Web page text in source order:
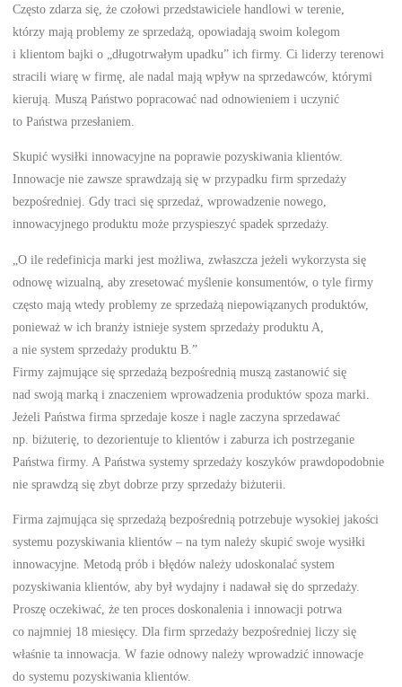
Często zdarza się, że czołowi przedstawiciele handlowi w terenie,
którzy mają problemy ze sprzedażą, opowiadają swoim kolegom
i klientom bajki o „długotrwałym upadku” ich firmy. Ci liderzy terenowi
stracili wiarę w firmę, ale nadal mają wpływ na sprzedawców, którymi
kierują. Muszą Państwo popracować nad odnowieniem i uczynić
to Państwa przesłaniem.
Skupić wysiłki innowacyjne na poprawie pozyskiwania klientów.
Innowacje nie zawsze sprawdzają się w przypadku firm sprzedaży
bezpośredniej. Gdy traci się sprzedaż, wprowadzenie nowego,
innowacyjnego produktu może przyspieszyć spadek sprzedaży.
„O ile redefinicja marki jest możliwa, zwłaszcza jeżeli wykorzysta się
odnowę wizualną, aby zresetować myślenie konsumentów, o tyle firmy
często mają wtedy problemy ze sprzedażą niepowiązanych produktów,
ponieważ w ich branży istnieje system sprzedaży produktu A,
a nie system sprzedaży produktu B.”
Firmy zajmujące się sprzedażą bezpośrednią muszą zastanowić się
nad swoją marką i znaczeniem wprowadzenia produktów spoza marki.
Jeżeli Państwa firma sprzedaje kosze i nagle zaczyna sprzedawać
np. biżuterię, to dezorientuje to klientów i zaburza ich postrzeganie
Państwa firmy. A Państwa systemy sprzedaży koszyków prawdopodobnie
nie sprawdzą się zbyt dobrze przy sprzedaży biżuterii.
Firma zajmująca się sprzedażą bezpośrednią potrzebuje wysokiej jakości
systemu pozyskiwania klientów – na tym należy skupić swoje wysiłki
innowacyjne. Metodą prób i błędów należy udoskonalać system
pozyskiwania klientów, aby był wydajny i nadawał się do sprzedaży.
Proszę oczekiwać, że ten proces doskonalenia i innowacji potrwa
co najmniej 18 miesięcy. Dla firm sprzedaży bezpośredniej liczy się
właśnie ta innowacja. W fazie odnowy należy wprowadzić innowacje
do systemu pozyskiwania klientów.